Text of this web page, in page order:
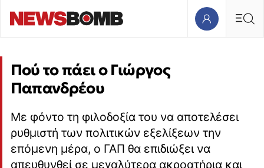
Πού το πάει ο Γιώργος
Παπανδρέου
Με φόντο τη φιλοδοξία του να αποτελέσει
ρυθμιστή των πολιτικών εξελίξεων την
επόμενη μέρα, ο ΓΑΠ θα επιδιώξει να
απευθυνθεί σε μεγαλύτερα ακροατήρια και